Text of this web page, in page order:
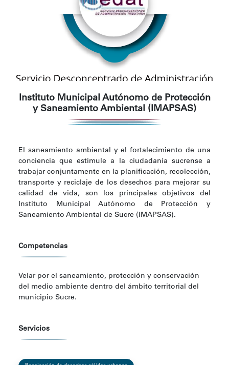
Instituto Municipal Autónomo de Protección
y Saneamiento Ambiental (IMAPSAS)
El saneamiento ambiental y el fortalecimiento de una
conciencia que estimule a la ciudadanía sucrense a
trabajar conjuntamente en la planificación, recolección,
transporte y reciclaje de los desechos para mejorar su
calidad de vida, son los principales objetivos del
Instituto Municipal Autónomo de Protección y
Saneamiento Ambiental de Sucre (IMAPSAS).
Competencias
Velar por el saneamiento, protección y conservación
del medio ambiente dentro del ámbito territorial del
municipio Sucre.
Servicios